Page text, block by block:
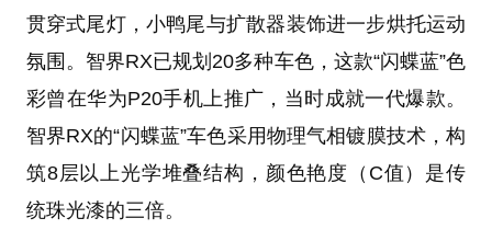
贯穿式尾灯，小鸭尾与扩散器装饰进一步烘托运动
氛围。智界RX已规划20多种车色，这款“闪蝶蓝”色
彩曾在华为P20手机上推广，当时成就一代爆款。
智界RX的“闪蝶蓝”车色采用物理气相镀膜技术，构
筑8层以上光学堆叠结构，颜色艳度（C值）是传
统珠光漆的三倍。